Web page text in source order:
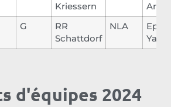
Kriessern
G
RR
Schattdorf
NLA
Epp
d'équipes 2024